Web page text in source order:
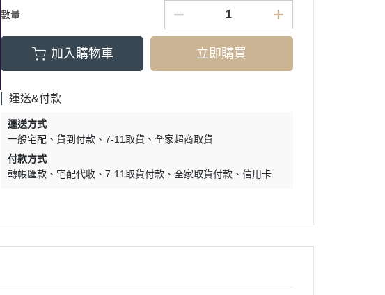
數量
加入購物車 立即購買
運送&付款
運送方式
一般宅配
貨到付款 7-11取貨
全家超商取貨
付款方式
轉帳匯款
宅配代收 7-11取貨付款 全家取貨付款 信用卡